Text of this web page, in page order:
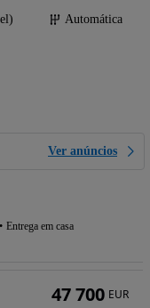
Automática
Ver anúncios
Entrega em casa
47 700 EUR